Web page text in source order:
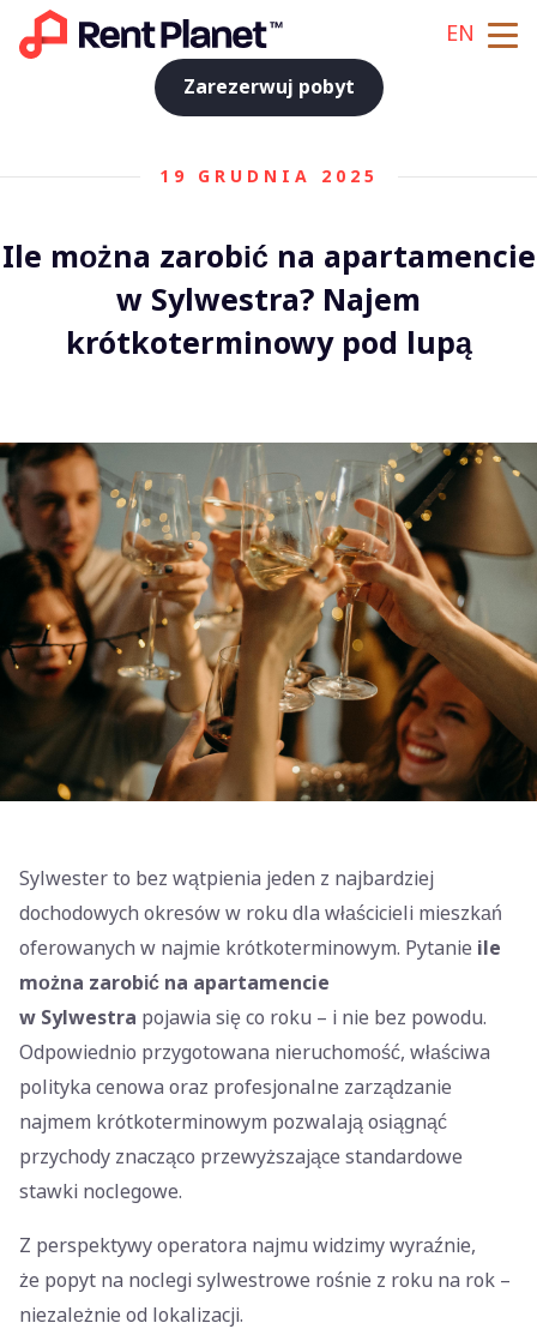
EN
Zarezerwuj pobyt
19 GRUDNIA 2025
Ile można zarobić na apartamencie
w Sylwestra? Najem
krótkoterminowy pod lupą
Sylwester to bez wątpienia jeden z najbardziej
dochodowych okresów w roku dla właścicieli mieszkań
oferowanych w najmie krótkoterminowym. Pytanie ile
można zarobić na apartamencie
w Sylwestra pojawia się co roku – i nie bez powodu.
Odpowiednio przygotowana nieruchomość, właściwa
polityka cenowa oraz profesjonalne zarządzanie
najmem krótkoterminowym pozwalają osiągnąć
przychody znacząco przewyższające standardowe
stawki noclegowe.
Z perspektywy operatora najmu widzimy wyraźnie,
że popyt na noclegi sylwestrowe rośnie z roku na rok –
niezależnie od lokalizacji.